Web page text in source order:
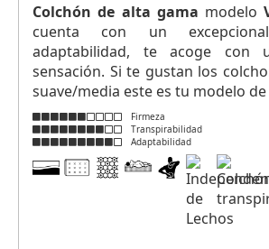
Colchón de alta gama modelo
cuenta con un
adaptabilidad, te acoge con
sensación. Si te gustan los
suave/media este es tu modelo
Firmeza
Transpirabilidad
Adaptabilidad